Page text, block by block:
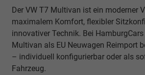
Der VW T7 Multivan ist ein moderner
maximalem Komfort, flexibler
innovativer Technik. Bei
Multivan als EU Neuwagen Reimport
– individuell konfigurierbar oder als
Fahrzeug.